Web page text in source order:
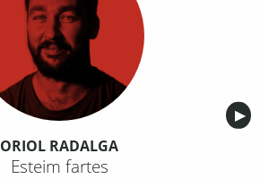
▶︎
ORIOL RADALGA
Esteim fartes